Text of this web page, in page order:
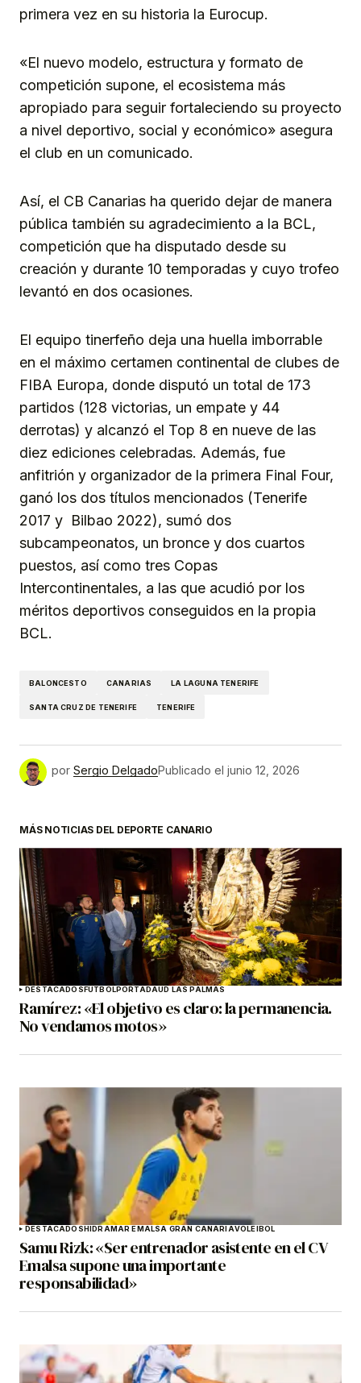
primera vez en su historia la Eurocup.
«El nuevo modelo, estructura y formato de
competición supone, el ecosistema más
apropiado para seguir fortaleciendo su proyecto
a nivel deportivo, social y económico» asegura
el club en un comunicado.
Así, el CB Canarias ha querido dejar de manera
pública también su agradecimiento a la BCL,
competición que ha disputado desde su
creación y durante 10 temporadas y cuyo trofeo
levantó en dos ocasiones.
El equipo tinerfeño deja una huella imborrable
en el máximo certamen continental de clubes de
FIBA Europa, donde disputó un total de 173
partidos (128 victorias, un empate y 44
derrotas) y alcanzó el Top 8 en nueve de las
diez ediciones celebradas. Además, fue
anfitrión y organizador de la primera Final Four,
ganó los dos títulos mencionados (Tenerife
2017 y Bilbao 2022), sumó dos
subcampeonatos, un bronce y dos cuartos
puestos, así como tres Copas
Intercontinentales, a las que acudió por los
méritos deportivos conseguidos en la propia
BCL.
BALONCESTO CANARIAS LA LAGUNA TENERIFE
SANTA CRUZ DE TENERIFE TENERIFE
por Sergio DelgadoPublicado el junio 12, 2026
MÁS NOTICIAS DEL DEPORTE CANARIO
DESTACADOSFÚTBOLPORTADAUD LAS PALMAS
Ramírez: «El objetivo es claro: la permanencia.
No vendamos motos»
DESTACADOSHIDRAMAR EMALSA GRAN CANARIAVOLEIBOL
Samu Rizk: «Ser entrenador asistente en el CV
Emalsa supone una importante
responsabilidad»